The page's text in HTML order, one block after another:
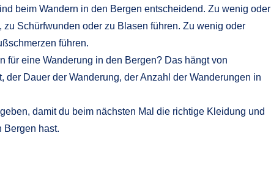
beim Wandern in den Bergen entscheidend. Zu wenig oder
Schürfwunden oder zu Blasen führen. Zu wenig oder
führen.
eine Wanderung in den Bergen? Das hängt von
Dauer der Wanderung, der Anzahl der Wanderungen in
damit du beim nächsten Mal die richtige Kleidung und
Bergen hast.